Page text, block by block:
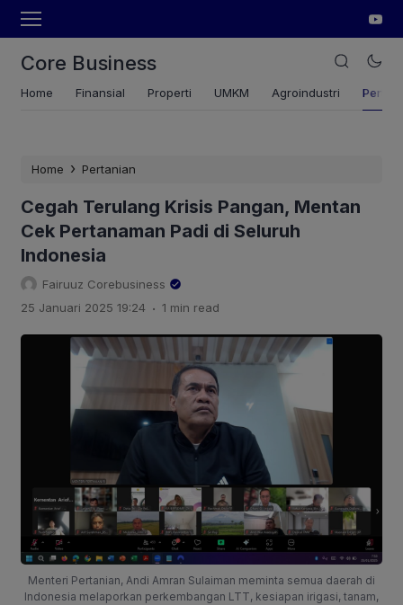
Core Business
Home Finansial Properti UMKM Agroindustri
Home › Pertanian
Cegah Terulang Krisis Pangan, Mentan
Cek Pertanaman Padi di Seluruh
Indonesia
Fairuuz Corebusiness
25 Januari 2025 19:24 . 1 min read
Menteri Pertanian, Andi Amran Sulaiman meminta semua daerah di
Indonesia melaporkan perkembangan LTT, kesiapan irigasi, tanam,